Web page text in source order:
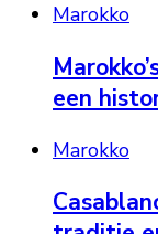
Marokko
een
Marokko